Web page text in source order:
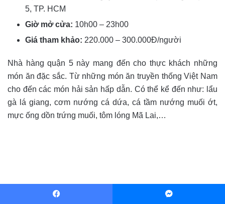
5, TP. HCM
Giờ mở cửa: 10h00 – 23h00
Giá tham khảo: 220.000 – 300.000Đ/người
Nhà hàng quận 5 này mang đến cho thực khách những
món ăn đặc sắc. Từ những món ăn truyền thống Việt Nam
cho đến các món hải sản hấp dẫn. Có thể kể đến như: lẩu
gà lá giang, cơm nướng cá dứa, cá tầm nướng muối ớt,
mực ống dồn trứng muối, tôm lóng Mã Lai,…